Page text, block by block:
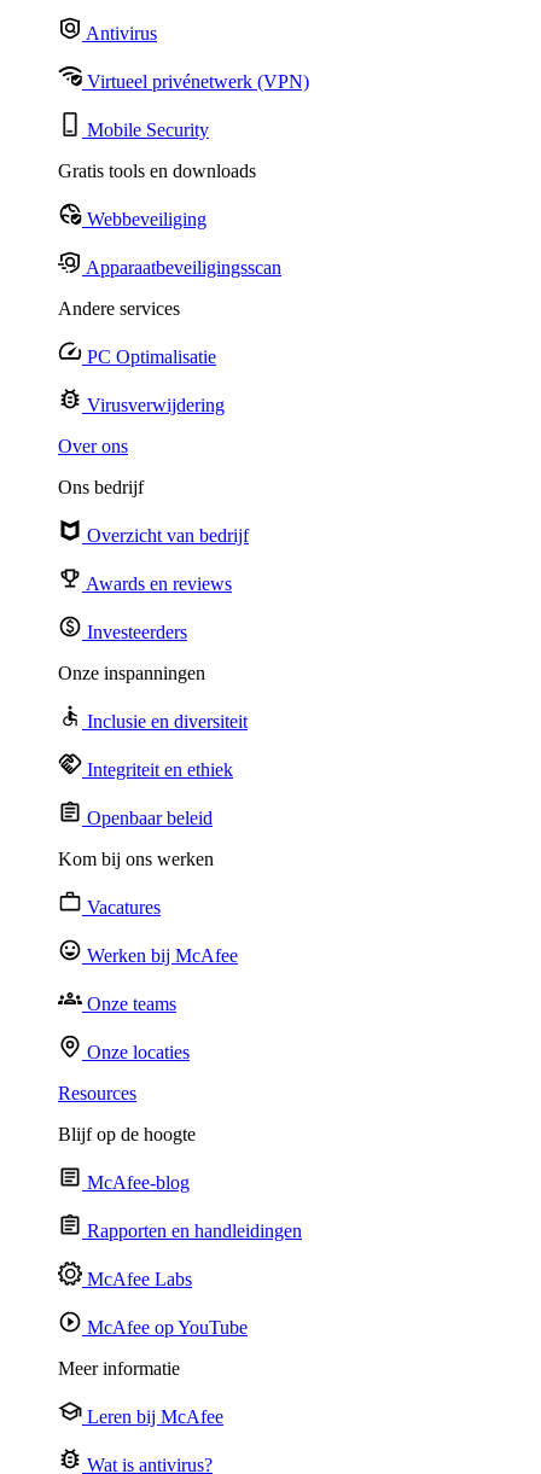
Antivirus
Virtueel privénetwerk (VPN)
Mobile Security
Gratis tools en downloads
Webbeveiliging
Apparaatbeveiligingsscan
Andere services
PC Optimalisatie
Virusverwijdering
Over ons
Ons bedrijf
Overzicht van bedrijf
Awards en reviews
Investeerders
Onze inspanningen
Inclusie en diversiteit
Integriteit en ethiek
Openbaar beleid
Kom bij ons werken
Vacatures
Werken bij McAfee
Onze teams
Onze locaties
Resources
Blijf op de hoogte
McAfee-blog
Rapporten en handleidingen
McAfee Labs
McAfee op YouTube
Meer informatie
Leren bij McAfee
Wat is antivirus?